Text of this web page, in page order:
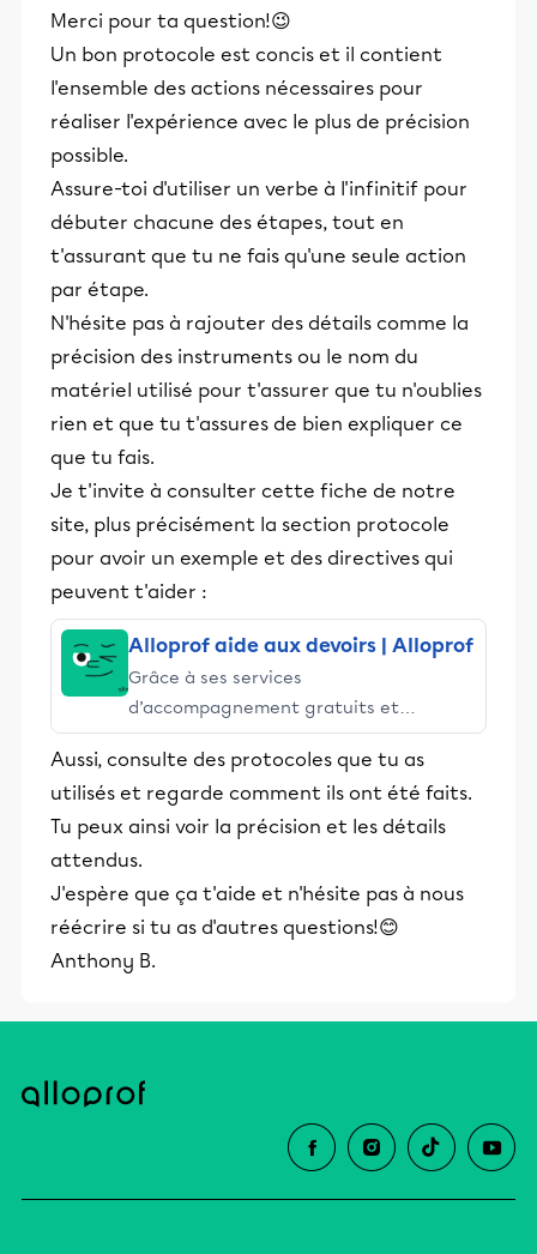
Merci pour ta question!😉
Un bon protocole est concis et il contient
l'ensemble des actions nécessaires pour
réaliser l'expérience avec le plus de précision
possible.
Assure-toi d'utiliser un verbe à l'infinitif pour
débuter chacune des étapes, tout en
t'assurant que tu ne fais qu'une seule action
par étape.
N'hésite pas à rajouter des détails comme la
précision des instruments ou le nom du
matériel utilisé pour t'assurer que tu n'oublies
rien et que tu t'assures de bien expliquer ce
que tu fais.
Je t'invite à consulter cette fiche de notre
site, plus précisément la section protocole
pour avoir un exemple et des directives qui
peuvent t'aider :
Alloprof aide aux devoirs | Alloprof
Grâce à ses services
d’accompagnement gratuits et
stimulants, Alloprof engage les élèves
et leurs parents dans la réussite
éducative.
Aussi, consulte des protocoles que tu as
utilisés et regarde comment ils ont été faits.
Tu peux ainsi voir la précision et les détails
attendus.
J'espère que ça t'aide et n'hésite pas à nous
réécrire si tu as d'autres questions!😊
Anthony B.